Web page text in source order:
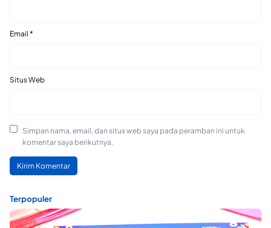
Email *
Situs Web
Simpan nama, email, dan situs web saya pada peramban ini untuk
komentar saya berikutnya.
Terpopuler